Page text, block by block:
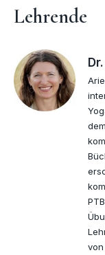
Lehrende